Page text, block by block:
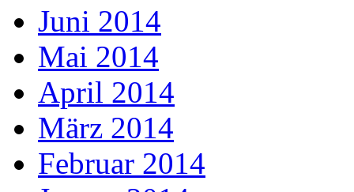
Juni 2014
Mai 2014
April 2014
März 2014
Februar 2014